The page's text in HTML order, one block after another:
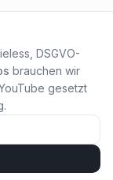
DSGVO-
brauchen wir
gesetzt
.